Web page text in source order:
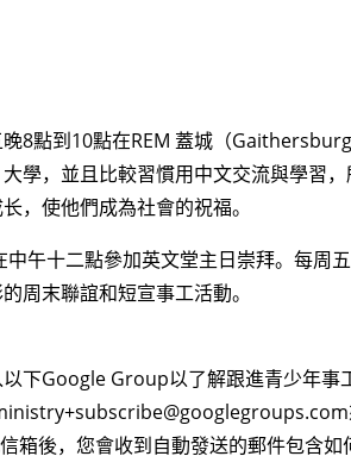
8點到10點在REM 蓋城（
學，並且比較習慣用中文交流與學習
，使他們成為社會的祝福。
午十二點參加英文堂主日崇拜。每周
周末聯誼和短宣事工活動。
下Google Group以了解跟進青少年事
egroups.com
箱後，您會收到自動發送的郵件包含如